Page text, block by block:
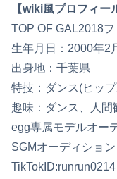
【wiki風プロフィー
TOP OF GAL2018フ
生年月日：2000年2
出身地：千葉県
特技：ダンス(ヒッ
趣味：ダンス、人間
egg専属モデルオー
SGMオーディショ
TikTokID:runrun0214